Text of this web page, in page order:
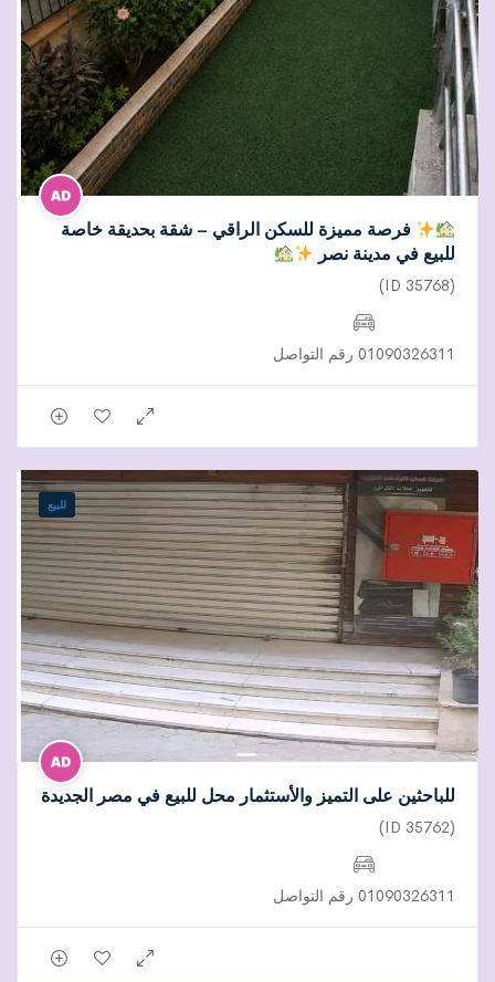
فرصة مميزة للسكن الراقي – شقة بحديقة خاصة
للبيع في مدينة نصر
(ID 35768)
01090326311 رقم التواصل
للبيع
للباحثين على التميز والأستثمار محل للبيع في مصر الجديدة
(ID 35762)
01090326311 رقم التواصل